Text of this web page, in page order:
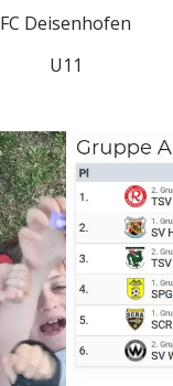
FC Deisenhofen
U11